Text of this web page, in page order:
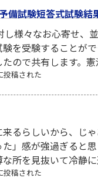
備試験短答式試験結
し様々なお心寄せ、
を受験することが
したので共有しま
投稿された
来るらしいから、じ
た」感が強過ぎると
所を見抜いて冷静
投稿された